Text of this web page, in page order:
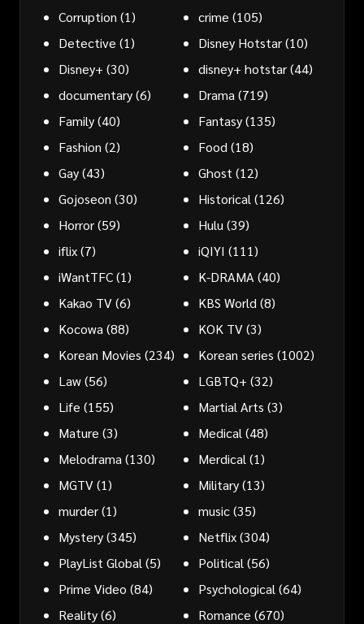
Corruption (1) crime (105)
Detective (1) Disney Hotstar(10)
Disney+ (30) disney+ hotstar(44)
documentary(6) Drama (719)
Family(40) Fantasy(135)
Fashion (2) Food (18)
Gay(43) Ghost (12)
Gojoseon (30) Historical (126)
Horror(59) Hulu (39)
iflix(7) iQIYI (111)
iWantTFC(1) K-DRAMA (40)
Kakao TV(6) KBS World (8)
Kocowa (88) KOK TV(3)
Korean Movies (234) Korean series (1002)
Law(56) LGBTQ+ (32)
Life (155) Martial Arts (3)
Mature (3) Medical (48)
Melodrama (130) Merdical (1)
MGTV(1) Military(13)
murder(1) music(35)
Mystery(345) Netflix(304)
PlayList Global (5) Political (56)
Prime Video (84) Psychological (64)
Reality(6) Romance (670)